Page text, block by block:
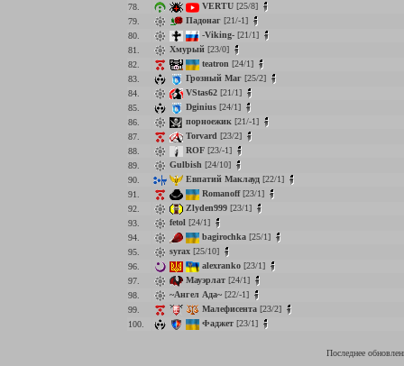
78.
VERTU [25/8]
79.
Падонаг [21/-1]
80.
-Viking- [21/1]
81.
Хмурый [23/0]
82.
teatron [24/1]
83.
Грозный Маг [25/2]
84.
VStas62 [21/1]
85.
Dginius [24/1]
86.
порноежик [21/-1]
87.
Torvard [23/2]
88.
ROF [23/-1]
89.
Gulbish [24/10]
90.
Евпатий Маклауд [22/1]
91.
Romanoff[23/1]
92.
Zlyden999 [23/1]
93.
fetol [24/1]
94.
bagirochka [25/1]
95.
syrax [25/10]
96.
alexranko [23/1]
97.
Мауэрлат [24/1]
98.
~Ангел Ада~ [22/-1]
99.
Малефисента [23/2]
100.
Фаджет [23/1]
Последнее